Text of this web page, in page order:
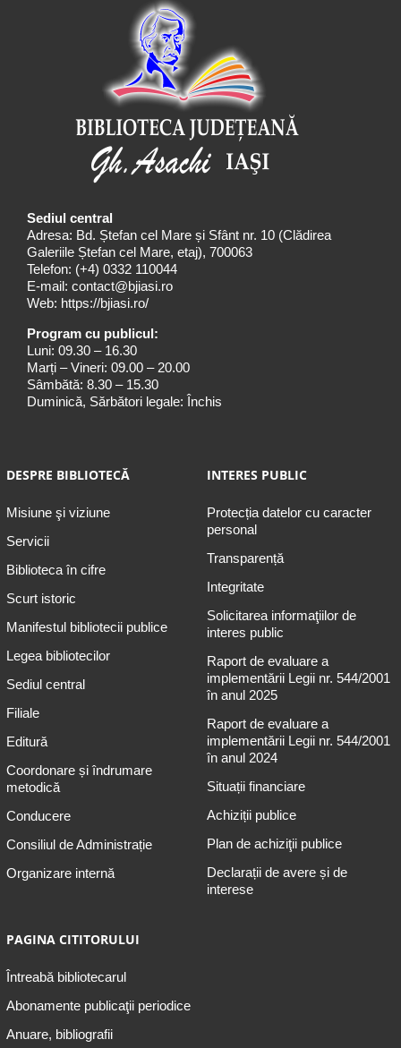
Sediul central
Adresa: Bd. Ștefan cel Mare și Sfânt nr. 10 (Clădirea
Galeriile Ștefan cel Mare, etaj), 700063
Telefon: (+4) 0332 110044
E-mail: contact@bjiasi.ro
Web: https://bjiasi.ro/
Program cu publicul:
Luni: 09.30 – 16.30
Marți – Vineri: 09.00 – 20.00
Sâmbătă: 8.30 – 15.30
Duminică, Sărbători legale: Închis
DESPRE BIBLIOTECĂ
Misiune şi viziune
Servicii
Biblioteca în cifre
Scurt istoric
Manifestul bibliotecii publice
Legea bibliotecilor
Sediul central
Filiale
Editură
Coordonare și îndrumare
metodică
Conducere
Consiliul de Administrație
Organizare internă
INTERES PUBLIC
Protecția datelor cu caracter
personal
Transparență
Integritate
Solicitarea informaţiilor de
interes public
Raport de evaluare a
implementării Legii nr. 544/2001
în anul 2025
Raport de evaluare a
implementării Legii nr. 544/2001
în anul 2024
Situații financiare
Achiziții publice
Plan de achiziţii publice
Declarații de avere și de
interese
PAGINA CITITORULUI
Întreabă bibliotecarul
Abonamente publicaţii periodice
Anuare, bibliografii